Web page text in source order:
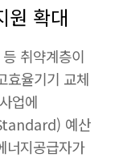
원 확대
취약계층이
효율기기 교체
업에
예산
너지공급자가